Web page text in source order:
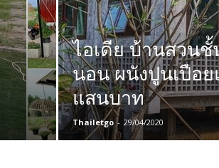
ไอเดีย บ้านสวน
นอน ผนังปูนเปือ
แสนบาท
Thailetgo - 29/04/2020